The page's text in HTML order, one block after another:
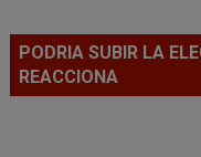
PODRIA SUBIR LA
REACCIONA